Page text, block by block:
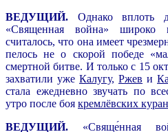
ВЕДУЩИЙ. Однако вплоть
«Священная война» широко
считалось, что она имеет
пелось не о скорой победе
смертной битве. И только с 15
захватили уже Калугу, Ржев и
стала ежедневно звучать по
утро после боя кремлёвских
ВЕДУЩИЙ. «Свяще́нная